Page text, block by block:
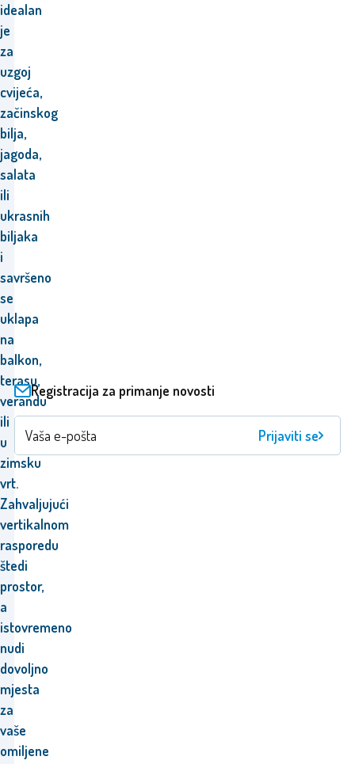
idealan
je
za
uzgoj
cvijeća,
začinskog
bilja,
jagoda,
salata
ili
ukrasnih
biljaka
i
savršeno
se
uklapa
na
balkon,
terasu,
verandu
ili
u
zimsku
vrt.
Zahvaljujući
vertikalnom
rasporedu
štedi
prostor,
a
istovremeno
nudi
dovoljno
mjesta
za
vaše
omiljene
Registracija za primanje novosti
Prijaviti se